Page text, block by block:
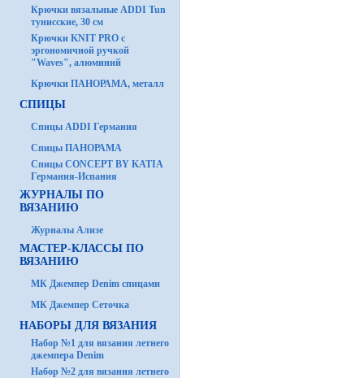
Крючки вязальные ADDI Tun
тунисские, 30 см
Крючки KNIT PRO с
эргономичной ручкой
"Waves", алюминий
Крючки ПАНОРАМА, металл
СПИЦЫ
Спицы ADDI Германия
Спицы ПАНОРАМА
Спицы CONCEPT BY KATIA
Германия-Испания
ЖУРНАЛЫ ПО
ВЯЗАНИЮ
Журналы Ализе
МАСТЕР-КЛАССЫ ПО
ВЯЗАНИЮ
МК Джемпер Denim спицами
МК Джемпер Сеточка
НАБОРЫ ДЛЯ ВЯЗАНИЯ
Набор №1 для вязания летнего
джемпера Denim
Набор №2 для вязания летнего